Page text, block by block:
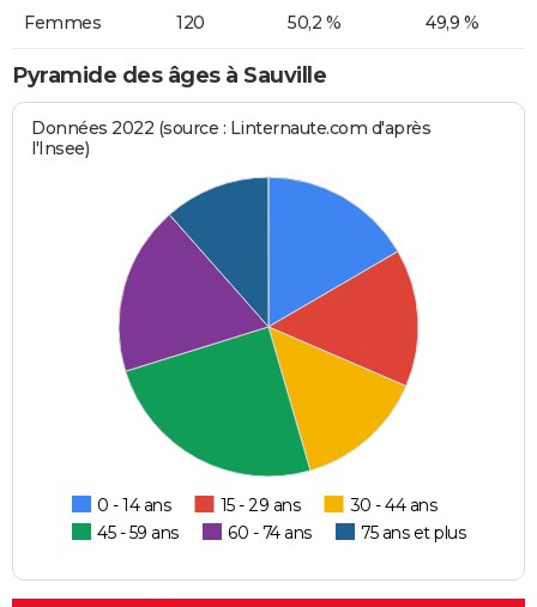
Femmes 120 50,2 % 49,9 %
Pyramide des âges à Sauville
Données 2022 (source : Linternaute.com d'après
l'Insee)
0 - 14 ans 15 - 29 ans
30 - 44 ans
45 - 59 ans
60 - 74 ans 75 ans et plus